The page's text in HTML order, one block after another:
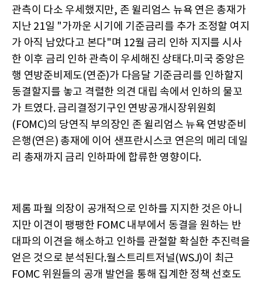
관측이 다소 우세했지만, 존 윌리엄스 뉴욕 연은 총재가
지난 21일 "가까운 시기에 기준금리를 추가 조정할 여지
가 아직 남았다고 본다"며 12월 금리 인하 지지를 시사
한 이후 금리 인하 관측이 우세해진 상태다.미국 중앙은
행 연방준비제도(연준)가 다음달 기준금리를 인하할지
동결할지를 놓고 격렬한 의견 대립 속에서 인하의 물꼬
가 트였다. 금리결정기구인 연방공개시장위원회
(FOMC)의 당연직 부의장인 존 윌리엄스 뉴욕 연방준비
은행(연은) 총재에 이어 샌프란시스코 연은의 메리 데일
리 총재까지 금리 인하파에 합류한 영향이다.
제롬 파월 의장이 공개적으로 인하를 지지한 것은 아니
지만 이견이 팽팽한 FOMC 내부에서 동결을 원하는 반
대파의 이견을 해소하고 인하를 관철할 확실한 추진력을
얻은 것으로 분석된다.월스트리트저널(WSJ)이 최근
FOMC 위원들의 공개 발언을 통해 집계한 정책 선호도